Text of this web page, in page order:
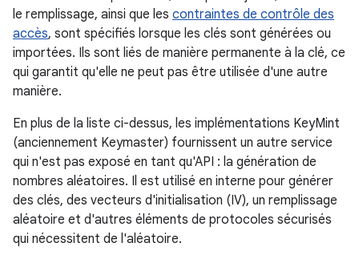
le remplissage, ainsi que les contraintes de contrôle des
accès, sont spécifiés lorsque les clés sont générées ou
importées. Ils sont liés de manière permanente à la clé, ce
qui garantit qu'elle ne peut pas être utilisée d'une autre
manière.
En plus de la liste ci-dessus, les implémentations KeyMint
(anciennement Keymaster) fournissent un autre service
qui n'est pas exposé en tant qu'API : la génération de
nombres aléatoires. Il est utilisé en interne pour générer
des clés, des vecteurs d'initialisation (IV), un remplissage
aléatoire et d'autres éléments de protocoles sécurisés
qui nécessitent de l'aléatoire.